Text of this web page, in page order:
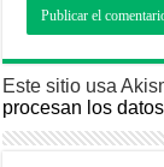
Este sitio usa
procesan los